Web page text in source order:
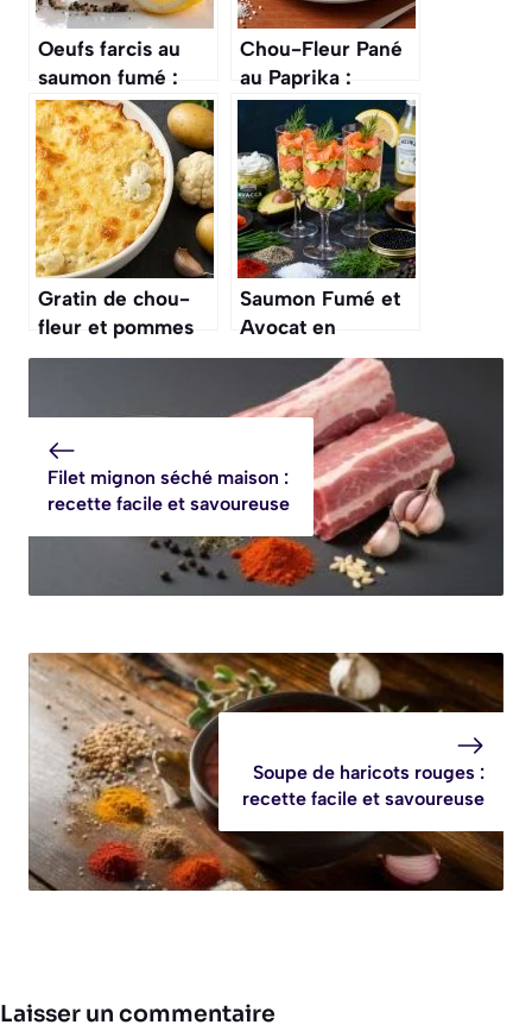
Oeufs farcis au
saumon fumé :
une recette
gourmande à
découvrir
Chou-Fleur Pané
au Paprika :
recette
Savoureuse et
Simple
Gratin de chou-
fleur et pommes
de terre : recette
facile
Saumon Fumé et
Avocat en
Verrines : recette
Gourmande
Filet mignon séché maison :
recette facile et savoureuse
Soupe de haricots rouges :
recette facile et savoureuse
Laisser un commentaire